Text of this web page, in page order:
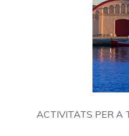
ACTIVITATS PER A